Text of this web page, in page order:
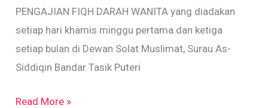
PENGAJIAN FIQH DARAH WANITA yang diadakan
setiap hari khamis minggu pertama dan ketiga
setiap bulan di Dewan Solat Muslimat, Surau As-
Siddiqin Bandar Tasik Puteri
Read More »